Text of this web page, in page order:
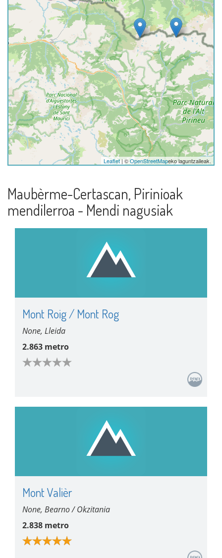
Leaflet | ©OpenStreetMapeko laguntzaileak.
Maubèrme-Certascan, Pirinioak
mendilerroa - Mendi nagusiak
Mont Roig / Mont Rog
None, Lleida
2.863 metro
Mont Valièr
None, Bearno / Okzitania
2.838 metro